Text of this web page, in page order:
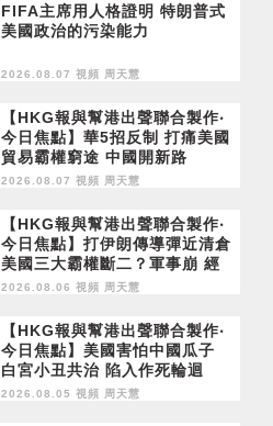
FIFA主席用人格證明 特朗普式
美國政治的污染能力
2026.08.07 視頻 周天慧
【HKG報與幫港出聲聯合製作‧
今日焦點】華5招反制 打痛美國
貿易霸權窮途 中國開新路
2026.08.07 視頻 周天慧
【HKG報與幫港出聲聯合製作‧
今日焦點】打伊朗傳導彈近清倉
美國三大霸權斷二？軍事崩 經
濟損
2026.08.06 視頻 周天慧
【HKG報與幫港出聲聯合製作‧
今日焦點】美國害怕中國瓜子
白宮小丑共治 陷入作死輪迴
2026.08.05 視頻 周天慧